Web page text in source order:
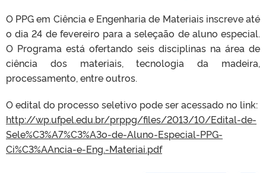
O PPG em Ciência e Engenharia de Materiais inscreve até
o dia 24 de fevereiro para a seleçaão de aluno especial.
O Programa está ofertando seis disciplinas na área de
ciência dos materiais, tecnologia da madeira,
processamento, entre outros.
O edital do processo seletivo pode ser acessado no link:
http://wp.ufpel.edu.br/prppg/files/2013/10/Edital-de-
Sele%C3%A7%C3%A3o-de-Aluno-Especial-PPG-
Ci%C3%AAncia-e-Eng.-Materiai.pdf